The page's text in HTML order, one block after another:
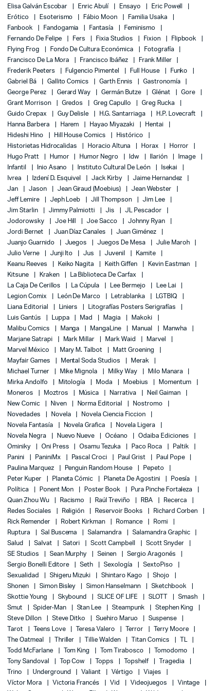
Elisa Galván Escobar
Enric Abulí Ensayo
Eric Powell
Erótico
Esoterismo Fábio Moon
Familia Usaka
Fanbook
Fandogamia Fantasía
Feminismo
Fernando De Felipe
Fers Fixia Studios Fixion
Flipbook
Flying Frog
Fondo De Cultura Económica
Fotografía
Francisco De La Mora
Francisco Ibáñez
Frank Miller
Frederik Peeters
Fulgencio Pimentel Full House
Funko
Gabriel Bá
Gallito Comics Garth Ennis
Gastronomía
George Perez
Gerard Way Germán Butze Glénat
Gore
Grant Morrison
Gredos Greg Capullo
Greg Rucka
Guido Crepax
Guy Delisle H.G. Santarriaga
H.P. Lovecraft
Hanna Barbera
Harem Hayao Miyazaki
Hentai
Hideshi Hino
Hill House Comics
Histórico
Historietas Hidrocalidas
Horacio Altuna Horax
Horror
Hugo Pratt
Humor Humor Negro Idw Ilarión
Image
Infantil
Inio Asano Instituto Cultural De León
Isekai
Ivrea
Izdení D. Esquivel Jack Kirby
Jaime Hernandez
Jan
Jason Jean Giraud (Moebius)
Jean Webster
Jeff Lemire
Jeph Loeb Jill Thompson
Jim Lee
Jim Starlin
Jimmy Palmiotti Jis
JL Pescador
Jodorowsky
Joe Hill Joe Sacco
Johnny Ryan
Jordi Bernet
Juan Díaz Canales
Juan Giménez
Juanjo Guarnido
Juegos Juegos De Mesa
Julie Maroh
Julio Verne
Junji Ito Jus Juvenil
Kamite
Keanu Reeves
Keiko Nagita Keith Giffen
Kevin Eastman
Kitsune
Kraken
La Biblioteca De Carfax
La Caja De Cerillos
La Cúpula Lee Bermejo
Lee Lai
Legion Comix
León De Marco Letrablanka
LGTBIQ
Liana Editorial
Liniers
Litografías Posters Serigrafías
Luis Gantús
Luppa Mad Magia
Makoki
Malibu Comics
Manga MangaLine Manual
Manwha
Marjane Satrapi
Mark Millar Mark Waid
Marvel
Marvel México
Mary M. Talbot
Matt Groening
Mayfair Games
Mental Soda Studios
Merak
Michael Turner
Mike Mignola Milky Way
Milo Manara
Mirka Andolfo
Mitología Moda Moebius
Momentum
Moneros
Moztros Música Narrativa
Neil Gaiman
New Comic
Niven Norma Editorial
Nostromo
Novedades
Novela
Novela Ciencia Ficcion
Novela Fantasía
Novela Grafica
Novela Ligera
Novela Negra
Nuevo Nueve Océano
Odaiba Ediciones
Ominiky
Oni Press Osamu Tezuka Paco Roca
Paltik
Panini
PaniniMx Pascal Croci Paul Grist
Paul Pope
Paulina Marquez
Penguin Random House
Pepeto
Peter Kuper
Planeta Cómic Planeta De Agostini
Poesía
Política
Ponent Mon Poster Book
Pura Pinche Fortaleza
Quan Zhou Wu
Racismo Raúl Treviño RBA
Recerca
Redes Sociales
Religión Reservoir Books
Richard Corben
Rick Remender
Robert Kirkman Romance
Romi
Ruptura
Sal Buscema Salamandra
Salamandra Graphic
Salud
Salvat Satori Scott Campbell
Scott Snyder
SE Studios
Sean Murphy Seinen
Sergio Aragonés
Sergio Bonelli Editore
Seth Sexología
SextoPiso
Sexualidad
Shigeru Mizuki Shintaro Kago
Shojo
Shonen
Simon Bisley Simon Hanselmann
Sketchbook
Skottie Young
Skybound SLICE OF LIFE SLOTT
Smash
Smut
Spider-Man Stan Lee Steampunk
Stephen King
Steve Dillon
Steve Ditko Suehiro Maruo
Suspense
Tarot
Teens Love Teresa Valero Terror
Terry Moore
The Oatmeal
Thriller Tillie Walden Titan Comics
TL
Todd McFarlane
Tom King Tom Tirabosco
Tomodomo
Tony Sandoval
Top Cow Topps Topshelf
Tragedia
Trino
Underground Valiant Vértigo
Viajes
Víctor Mora
Victoria Francés Vid Videojuegos
Vintage